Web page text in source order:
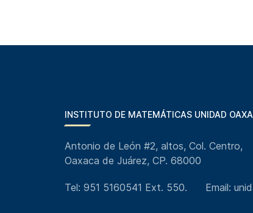
INSTITUTO DE MATEMÁTICAS UNIDAD
Antonio de León #2, altos, Col. Centro,
Oaxaca de Juárez, CP. 68000
Tel: 951 5160541 Ext. 550. Email: